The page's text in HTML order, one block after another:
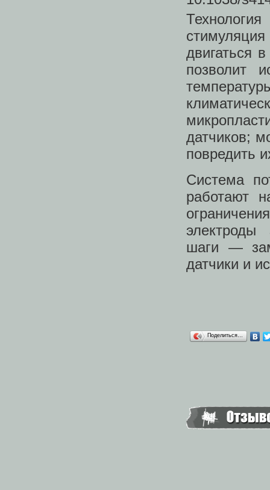
двигаться
позволит
датчиков;
повредить
Система
работают
шаги —
датчики и
Поделиться…